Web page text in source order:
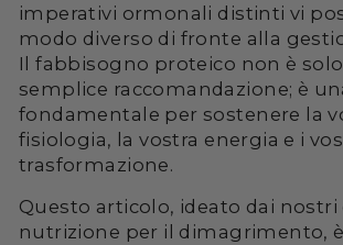
imperativi ormonali distinti vi
modo diverso di fronte alla
Il fabbisogno proteico non è
semplice raccomandazione; è
fondamentale per sostenere la
fisiologia, la vostra energia e i
trasformazione.
Questo articolo, ideato dai nostri
nutrizione per il dimagrimento,